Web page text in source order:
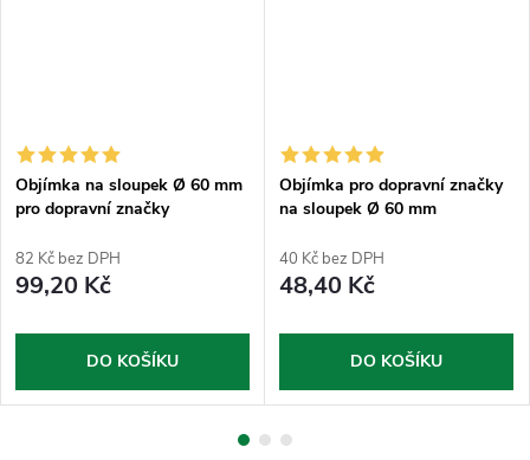
Objímka na sloupek Ø 60 mm
pro dopravní značky
82 Kč bez DPH
99,20 Kč
DO KOŠÍKU
Objímka pro dopravní značky
na sloupek Ø 60 mm
40 Kč bez DPH
48,40 Kč
DO KOŠÍKU